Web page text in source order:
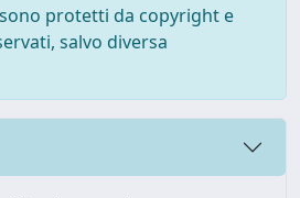
protetti da copyright e
salvo diversa